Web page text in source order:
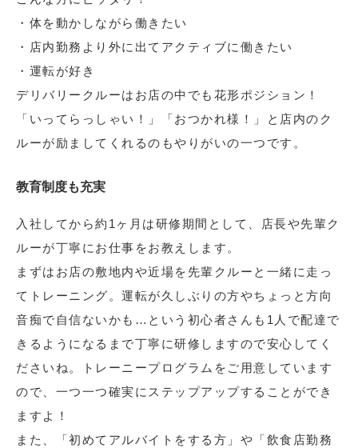
・体を動かしながら働きたい
・店内勤務より外に出てアクティブに働きたい
・運転が好き
デリバリークルーはお店の中でも花形ポジション！
「いってらっしゃい！」「おつかれ様！」と店内のク
ルーが励ましてくれるのもやりがいの一つです。
教育制度も充実
入社してから約1ヶ月は研修期間として、店長や先輩ク
ルーが丁寧にお仕事をお教えします。
まずはお店の敷地内や近場を先輩クルーと一緒に走っ
てトレーニング。運転が久しぶりの方やちょっと方向
音痴で自信ないかも…という初心者さんも1人で配達で
きるようになるまで丁寧に研修しますので安心してく
ださいね。トレーニープログラムをご用意しています
ので、一つ一つ確実にステップアップすることができ
ますよ！
また、「初めてアルバイトをする方」や「飲食店勤務